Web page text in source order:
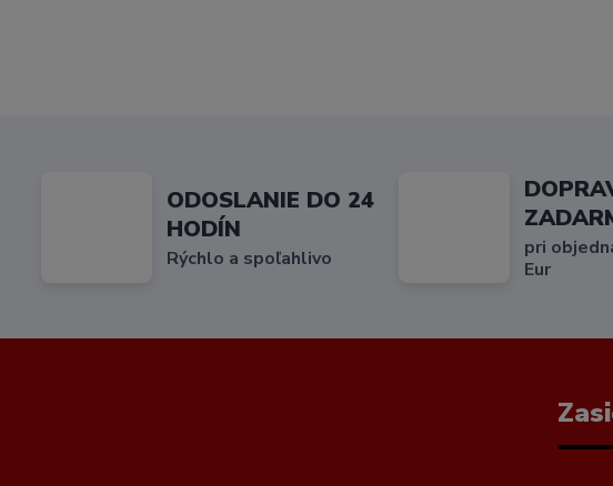
ODOSLANIE DO 24
HODÍN
Rýchlo a spoľahlivo
pri
Eur